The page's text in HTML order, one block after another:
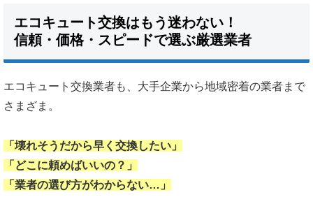
エコキュート交換はもう迷わない！
信頼・価格・スピードで選ぶ厳選業者
エコキュート交換業者も、大手企業から地域密着の業者まで
さまざま。
「壊れそうだから早く交換したい」
「どこに頼めばいいの？」
「業者の選び方がわからない…」